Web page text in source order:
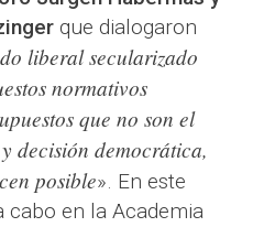
que dialogaron
liberal secularizado
normativos
que no son el
decisión democrática,
posible». En este
cabo en la Academia